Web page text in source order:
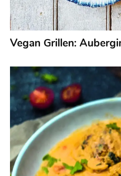
Vegan Grillen: